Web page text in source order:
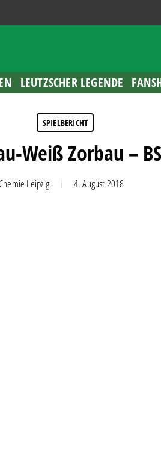
LEUTZSCHER LEGENDE
SPIELBERICHT
Weiß Zorbau –
Chemie Leipzig
4. August 2018